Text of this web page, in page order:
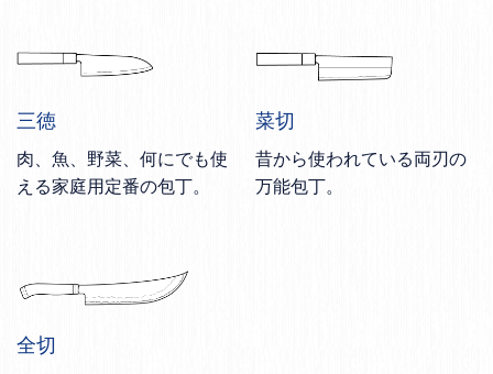
三徳
肉、魚、野菜、何にでも使
える家庭用定番の包丁。
菜切
昔から使われている両刃の
万能包丁。
全切